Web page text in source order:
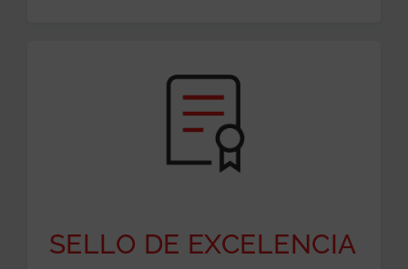
SELLO DE EXCELENCIA